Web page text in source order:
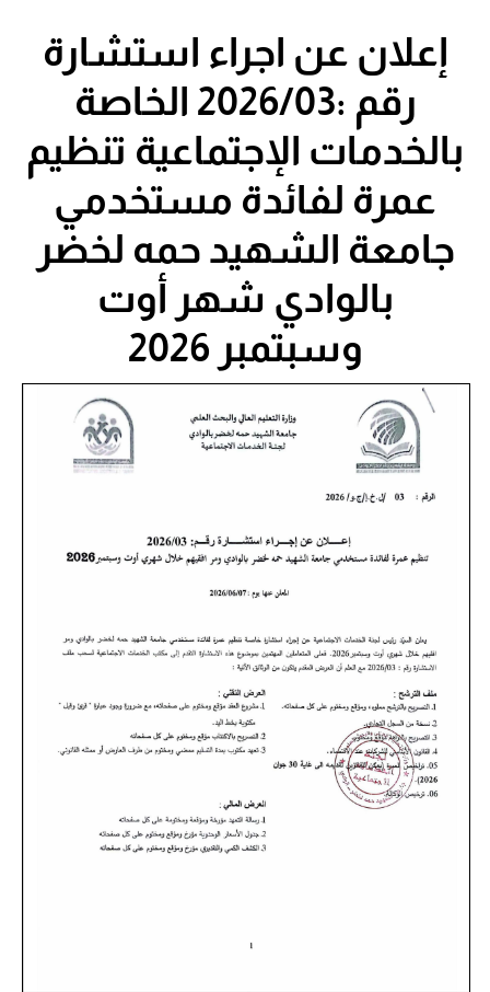
إعلان عن اجراء استشارة
رقم :2026/03 الخاصة
بالخدمات الإجتماعية تنظيم
عمرة لفائدة مستخدمي
جامعة الشهيد حمه لخضر
بالوادي شهر أوت
وسبتمبر 2026